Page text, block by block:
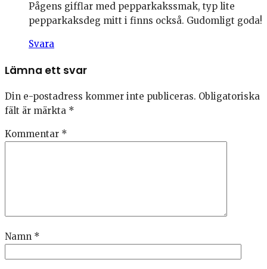
Pågens gifflar med pepparkakssmak, typ lite
pepparkaksdeg mitt i finns också. Gudomligt goda!
Svara
Lämna ett svar
Din e-postadress kommer inte publiceras. Obligatoriska
fält är märkta *
Kommentar *
Namn *